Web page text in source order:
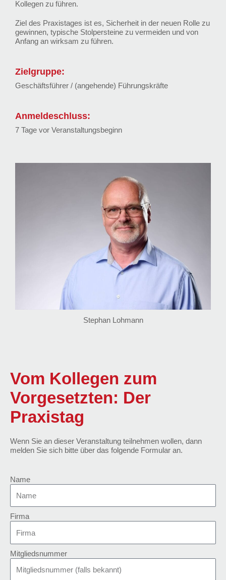
Kollegen zu führen.
Ziel des Praxistages ist es, Sicherheit in der neuen Rolle zu
gewinnen, typische Stolpersteine zu vermeiden und von
Anfang an wirksam zu führen.
Zielgruppe:
Geschäftsführer / (angehende) Führungskräfte
Anmeldeschluss:
7 Tage vor Veranstaltungsbeginn
Stephan Lohmann
Vom Kollegen zum
Vorgesetzten: Der
Praxistag
Wenn Sie an dieser Veranstaltung teilnehmen wollen, dann
melden Sie sich bitte über das folgende Formular an.
Name
Firma
Mitgliedsnummer